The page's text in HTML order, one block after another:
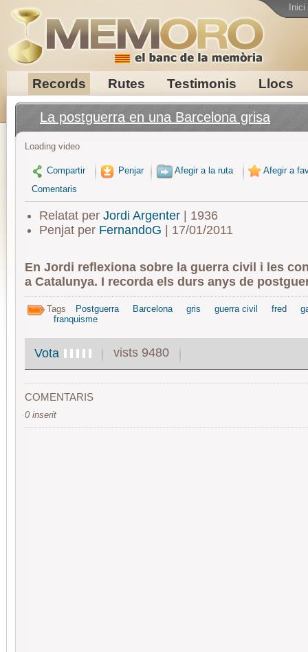
Records Rutes Testimonis Llocs
Inici
La postguerra en una Barcelona grisa
Loading video
Compartir Penjar Afegir a la ruta
Afegir a
Comentaris
Relatat per Jordi Argenter| 1936
Penjat per FernandoG | 17/01/2011
En Jordi reflexiona sobre la guerra civil i les
a Catalunya. I recorda els durs anys de
Tags Postguerra Barcelona gris guerra civil fred
franquisme
Vota vists 9480
COMENTARIS
0 inserit